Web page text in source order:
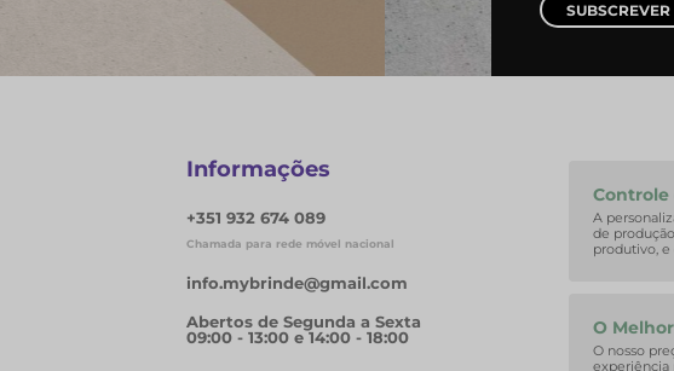
SUBSCREVER
Informações
+351 932 674 089
Chamada para rede móvel nacional
info.mybrinde@gmail.com
Abertos de Segunda a Sexta
09:00 - 13:00 e 14:00 - 18:00
Controle
A
de
produtivo,
O
O nosso
experiência